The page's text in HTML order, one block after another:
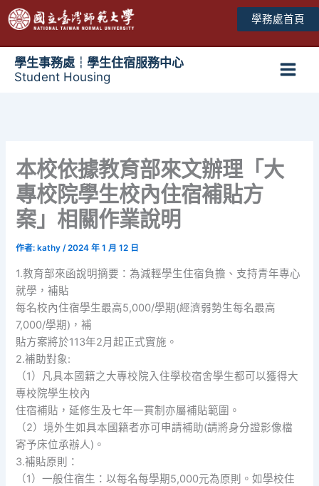
至
學務處首頁
學生事務處┆學生住宿服務中心
Student Housing
本校依據教育部來文辦理「大
專校院學生校內住宿補貼方
案」相關作業說明
作者: kathy/2024 年 1 月 12 日
1.教育部來函說明摘要：為減輕學生住宿負擔、支持青年專心
就學，補貼
每名校內住宿學生最高5,000/學期(經濟弱勢生每名最高
7,000/學期)，補
貼方案將於113年2月起正式實施。
2.補助對象:
（1）凡具本國籍之大專校院入住學校宿舍學生都可以獲得大
專校院學生校內
住宿補貼，延修生及七年一貫制亦屬補貼範圍。
（2）境外生如具本國籍者亦可申請補助(請將身分證影像檔
寄予床位承辦人)。
3.補貼原則：
（1）一般住宿生：以每名每學期5,000元為原則。如學校住